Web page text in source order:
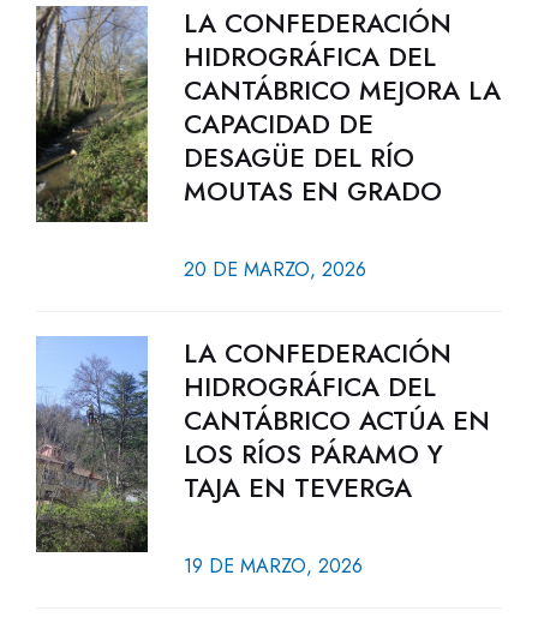
LA CONFEDERACIÓN
HIDROGRÁFICA DEL
CANTÁBRICO MEJORA LA
CAPACIDAD DE
DESAGÜE DEL RÍO
MOUTAS EN GRADO
20 DE MARZO, 2026
LA CONFEDERACIÓN
HIDROGRÁFICA DEL
CANTÁBRICO ACTÚA EN
LOS RÍOS PÁRAMO Y
TAJA EN TEVERGA
19 DE MARZO, 2026